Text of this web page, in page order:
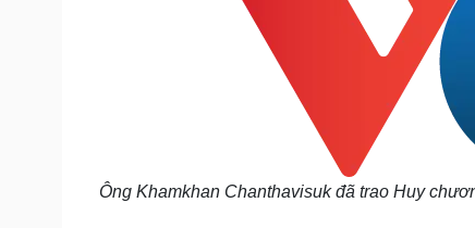
Ông Khamkhan Chanthavisuk đã trao Huy